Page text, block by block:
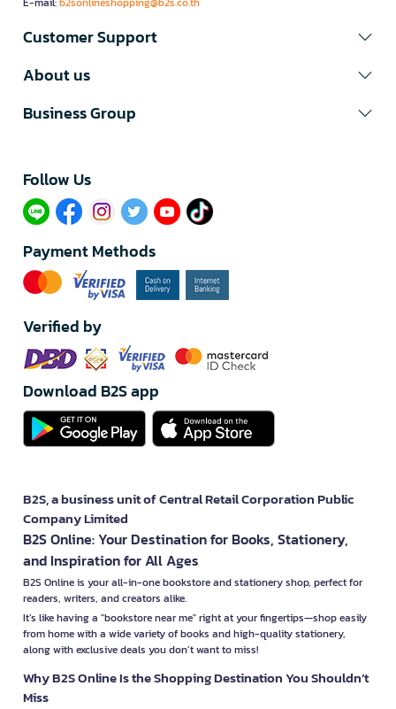
Customer Support
About us
Business Group
Follow Us​
Payment Methods
Verified by
Download B2S app
B2S, a business unit of Central Retail Corporation Public
Company Limited
B2S Online: Your Destination for Books, Stationery,
and Inspiration for All Ages
B2S Online is your all-in-one bookstore and stationery shop, perfect for
readers, writers, and creators alike.
It’s like having a "bookstore near me" right at your fingertips—shop easily
from home with a wide variety of books and high-quality stationery,
along with exclusive deals you don’t want to miss!
Why B2S Online Is the Shopping Destination You Shouldn’t
Miss